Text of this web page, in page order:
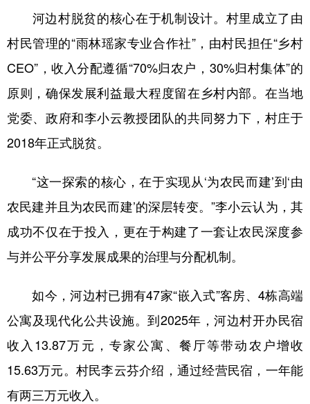
河边村脱贫的核心在于机制设计。村里成立了由
村民管理的“雨林瑶家专业合作社”，由村民担任“乡村
CEO”，收入分配遵循“70%归农户，30%归村集体”的
原则，确保发展利益最大程度留在乡村内部。在当地
党委、政府和李小云教授团队的共同努力下，村庄于
2018年正式脱贫。
“这一探索的核心，在于实现从‘为农民而建’到‘由
农民建并且为农民而建’的深层转变。”李小云认为，其
成功不仅在于投入，更在于构建了一套让农民深度参
与并公平分享发展成果的治理与分配机制。
如今，河边村已拥有47家“嵌入式”客房、4栋高端
公寓及现代化公共设施。到2025年，河边村开办民宿
收入13.87万元，专家公寓、餐厅等带动农户增收
15.63万元。村民李云芬介绍，通过经营民宿，一年能
有两三万元收入。